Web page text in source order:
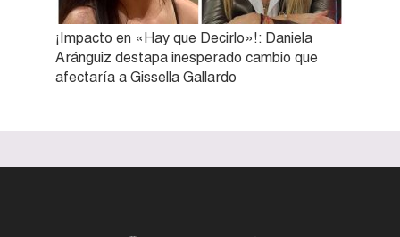
¡Impacto en «Hay que Decirlo»!: Daniela
Aránguiz destapa inesperado cambio que
afectaría a Gissella Gallardo